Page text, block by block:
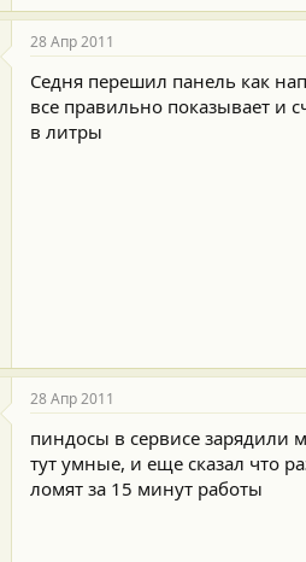
28 Апр 2011
Седня перешил панель как
все правильно показывает и
в литры
28 Апр 2011
пиндосы в сервисе зарядили
тут умные, и еще сказал что
ломят за 15 минут работы